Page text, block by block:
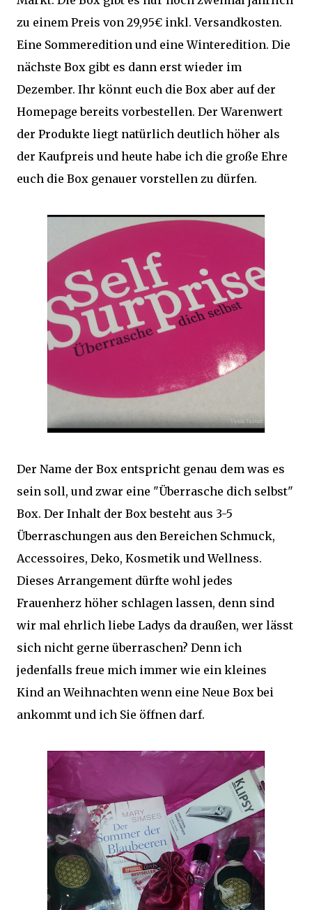
zu einem Preis von 29,95€ inkl. Versandkosten.
Eine Sommeredition und eine Winteredition. Die
nächste Box gibt es dann erst wieder im
Dezember. Ihr könnt euch die Box aber auf der
Homepage bereits vorbestellen. Der Warenwert
der Produkte liegt natürlich deutlich höher als
der Kaufpreis und heute habe ich die große Ehre
euch die Box genauer vorstellen zu dürfen.
Der Name der Box entspricht genau dem was es
sein soll, und zwar eine "Überrasche dich selbst"
Box. Der Inhalt der Box besteht aus 3-5
Überraschungen aus den Bereichen Schmuck,
Accessoires, Deko, Kosmetik und Wellness.
Dieses Arrangement dürfte wohl jedes
Frauenherz höher schlagen lassen, denn sind
wir mal ehrlich liebe Ladys da draußen, wer lässt
sich nicht gerne überraschen? Denn ich
jedenfalls freue mich immer wie ein kleines
Kind an Weihnachten wenn eine Neue Box bei
ankommt und ich Sie öffnen darf.